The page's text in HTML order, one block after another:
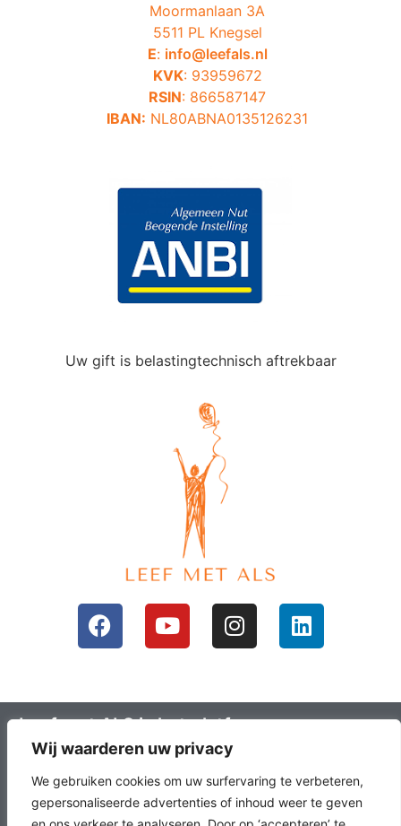
Wij waarderen uw privacy
We gebruiken cookies om uw surfervaring te verbeteren,
gepersonaliseerde advertenties of inhoud weer te geven
Moormanlaan 3A
5511 PL Knegsel
E: info@leefals.nl
KVK: 93959672
RSIN: 866587147
IBAN: NL80ABNA0135126231
Uw gift is belastingtechnisch aftrekbaar
Leef met ALS is het platform voor mensen
met ALS en hun omgeving; ALS lotgenoten.
Leefals.nl heeft als doel om ALS lotgenoten
met elkaar in contact te brengen, het